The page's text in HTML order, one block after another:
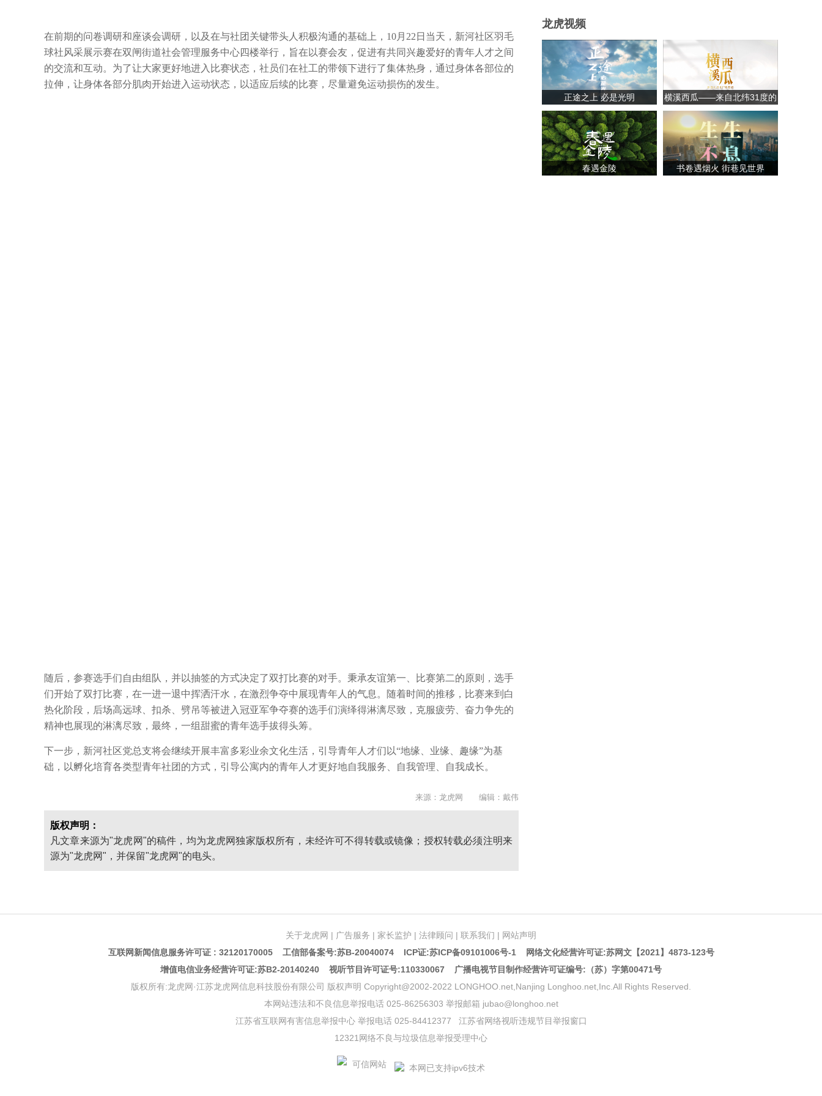
在前期的问卷调研和座谈会调研，以及在与社团关键带头人积极沟通的基础上，10月22日当天，新河社区羽毛
球社风采展示赛在双闸街道社会管理服务中心四楼举行，旨在以赛会友，促进有共同兴趣爱好的青年人才之间
的交流和互动。为了让大家更好地进入比赛状态，社员们在社工的带领下进行了集体热身，通过身体各部位的
拉伸，让身体各部分肌肉开始进入运动状态，以适应后续的比赛，尽量避免运动损伤的发生。
随后，参赛选手们自由组队，并以抽签的方式决定了双打比赛的对手。秉承友谊第一、比赛第二的原则，选手
们开始了双打比赛，在一进一退中挥洒汗水，在激烈争夺中展现青年人的气息。随着时间的推移，比赛来到白
热化阶段，后场高远球、扣杀、劈吊等被进入冠亚军争夺赛的选手们演绎得淋漓尽致，克服疲劳、奋力争先的
精神也展现的淋漓尽致，最终，一组甜蜜的青年选手拔得头筹。
下一步，新河社区党总支将会继续开展丰富多彩业余文化生活，引导青年人才们以“地缘、业缘、趣缘”为基
础，以孵化培育各类型青年社团的方式，引导公寓内的青年人才更好地自我服务、自我管理、自我成长。
来源：龙虎网 编辑：戴伟
版权声明：
凡文章来源为"龙虎网"的稿件，均为龙虎网独家版权所有，未经许可不得转载或镜像；授权转载必须注明来
源为"龙虎网"，并保留"龙虎网"的电头。
龙虎视频
正途之上 必是光明
横溪西瓜——来自北纬31度的
甘甜
春遇金陵 书卷遇烟火 街巷见世界
关于龙虎网 | 广告服务 | 家长监护 | 法律顾问 | 联系我们 | 网站声明
互联网新闻信息服务许可证 : 32120170005 工信部备案号:苏B-20040074 ICP证:苏ICP备09101006号-1网络文化经营许可证:苏网文【2021】4873-123号
增值电信业务经营许可证:苏B2-20140240 视听节目许可证号:110330067 广播电视节目制作经营许可证编号:（苏）字第00471号
版权所有:龙虎网·江苏龙虎网信息科技股份有限公司 版权声明 Copyright@2002-2022 LONGHOO.net,Nanjing Longhoo.net,Inc.All Rights Reserved.
本网站违法和不良信息举报电话 025-86256303 举报邮箱 jubao@longhoo.net
江苏省互联网有害信息举报中心 举报电话 025-84412377 江苏省网络视听违规节目举报窗口
12321网络不良与垃圾信息举报受理中心
本网已支持ipv6技术